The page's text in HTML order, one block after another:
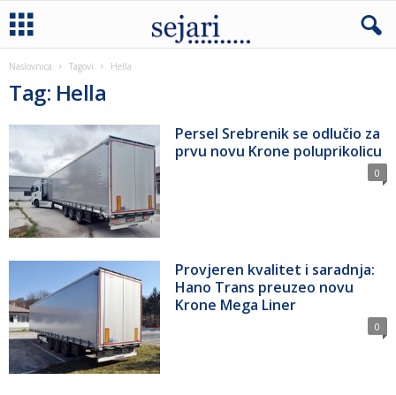
Naslovnica Tagovi Hella
Tag: Hella
Persel Srebrenik se odlučio za
prvu novu Krone poluprikolicu
0
Provjeren kvalitet i saradnja:
Hano Trans preuzeo novu
Krone Mega Liner
0